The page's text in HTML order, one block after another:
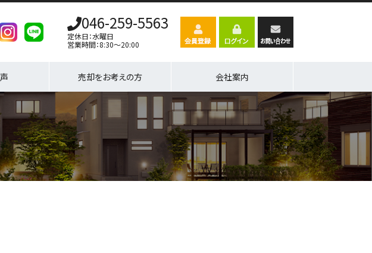
046-259-5563
定休日：水曜日
営業時間：8:30～20:00
売却をお考えの方 会社案内